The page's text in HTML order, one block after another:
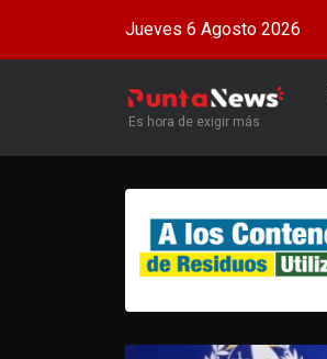
Jueves 6 Agosto 2026
Es hora de exigir más